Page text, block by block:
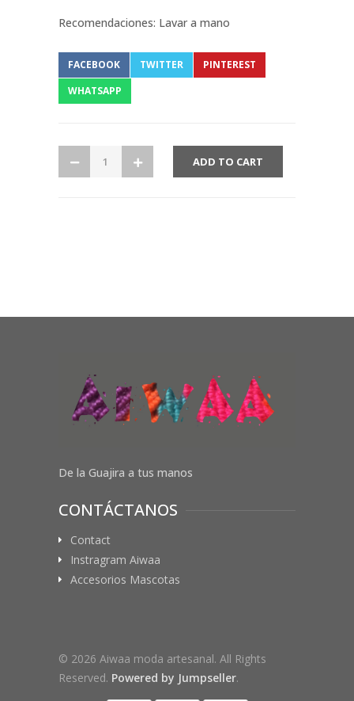
Recomendaciones: Lavar a mano
FACEBOOK TWITTER
PINTEREST
WHATSAPP
De la Guajira a tus manos
CONTÁCTANOS
Contact
Instragram Aiwaa
Accesorios Mascotas
© 2026 Aiwaa moda artesanal. All Rights
Reserved. Powered by Jumpseller.